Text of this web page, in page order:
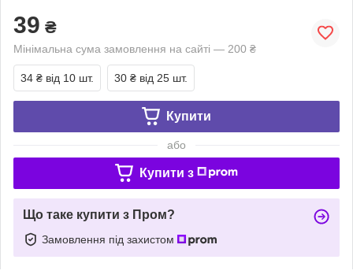
39 ₴
Мінімальна сума замовлення на сайті — 200 ₴
34 ₴ від 10 шт. 30 ₴ від 25 шт.
Купити
або
Купити з
Що таке купити з Пром?
Замовлення під захистом